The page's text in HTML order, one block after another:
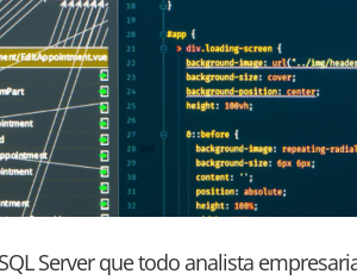
Server que todo analista